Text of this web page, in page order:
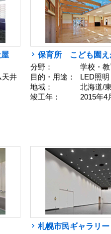
天井
保育所 こども園え
分野：
学校・
目的・用途：
LED照
地域：
北海道/
竣工年：
2015年4
札幌市民ギャラリー